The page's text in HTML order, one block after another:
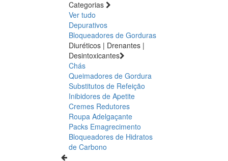
Categorias
Ver tudo
Depurativos
Bloqueadores de Gorduras
Diuréticos | Drenantes |
Desintoxicantes
Chás
Queimadores de Gordura
Substitutos de Refeição
Inibidores de Apetite
Cremes Redutores
Roupa Adelgaçante
Packs Emagrecimento
Bloqueadores de Hidratos
de Carbono